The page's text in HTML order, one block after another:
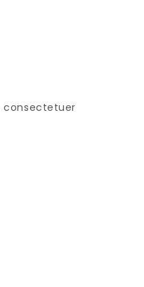
consectetuer